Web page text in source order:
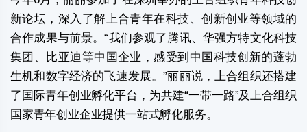
新论坛，深入了解上合青年在科技、创新创业等领域的
合作成果与前景。“我们参观了腾讯、华强方特文化科技
集团、比亚迪等中国企业，感受到中国科技创新的蓬勃
生机和数字经济的飞速发展。”丽丽说，上合组织还搭建
了国际青年创业孵化平台，为共建“一带一路”及上合组织
国家青年创业企业提供一站式孵化服务。